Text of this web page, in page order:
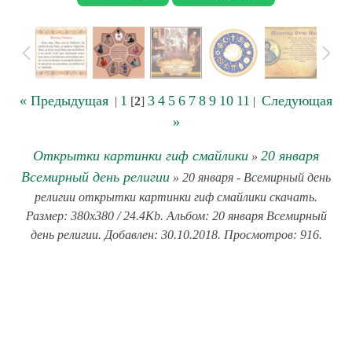
« Предыдущая | 1 [2] 3 4 5 6 7 8 9 10 11 | Следующая
»
Открытки картинки гиф смайлики » 20 января
Всемирный день религии » 20 января - Всемирный день
религии открытки картинки гиф смайлики скачать.
Размер: 380x380 / 24.4Kb. Альбом: 20 января Всемирный
день религии. Добавлен: 30.10.2018. Просмотров: 916.